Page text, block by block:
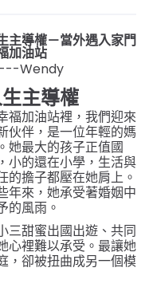
主導權－當外遇入家門
加油站
Wendy
主導權
福加油站裡，我們迎來
伙伴，是一位年輕的媽
她最大的孩子正值國
小的還在小學，生活與
的擔子都壓在她肩上。
年來，她承受著婚姻中
的風雨。
三甜蜜出國出遊、共同
心裡難以承受。最讓她
，卻被扭曲成另一個模